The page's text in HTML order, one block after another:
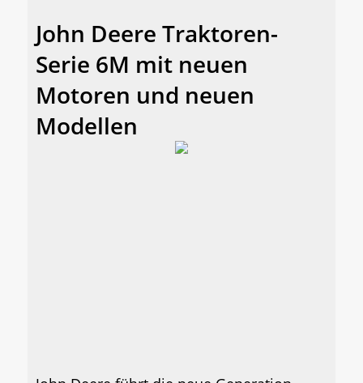
John Deere Traktoren-
Serie 6M mit neuen
Motoren und neuen
Modellen